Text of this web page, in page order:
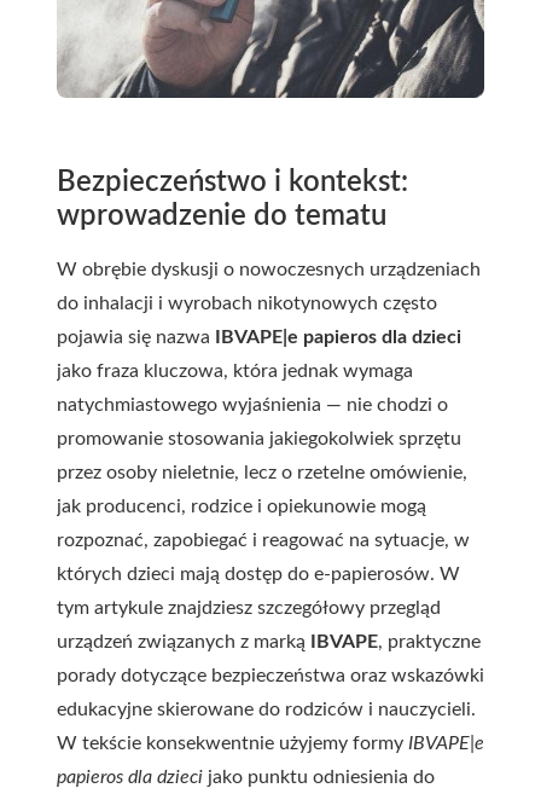
Bezpieczeństwo i kontekst:
wprowadzenie do tematu
W obrębie dyskusji o nowoczesnych urządzeniach
do inhalacji i wyrobach nikotynowych często
pojawia się nazwa
IBVAPE|e papieros dla dzieci
jako fraza kluczowa, która jednak wymaga
natychmiastowego wyjaśnienia — nie chodzi o
promowanie stosowania jakiegokolwiek sprzętu
przez osoby nieletnie, lecz o rzetelne omówienie,
jak producenci, rodzice i opiekunowie mogą
rozpoznać, zapobiegać i reagować na sytuacje, w
których dzieci mają dostęp do e-papierosów. W
tym artykule znajdziesz szczegółowy przegląd
urządzeń związanych z marką
IBVAPE, praktyczne
porady dotyczące bezpieczeństwa oraz wskazówki
edukacyjne skierowane do rodziców i nauczycieli.
W tekście konsekwentnie użyjemy formy IBVAPE|e
papieros dla dzieci jako punktu odniesienia do